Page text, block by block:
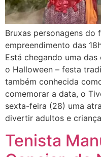
Bruxas personagens do
empreendimento das
Está chegando uma
o Halloween – festa
também conhecida
comemorar a data, o
sexta-feira (28) uma
divertir adultos e
Tenista